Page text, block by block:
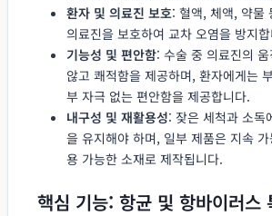
환자 및 의료진 보호: 혈액, 체액, 약물
의료진을 보호하여 교차 오염을 방지
기능성 및 편안함: 수술 중 의료진의
않고 쾌적함을 제공하며, 환자에게는
부 자극 없는 편안함을 제공합니다.
내구성 및 재활용성: 잦은 세척과 소독
을 유지해야 하며, 일부 제품은 지속
용 가능한 소재로 제작됩니다.
핵심 기능: 항균 및 항바이러스